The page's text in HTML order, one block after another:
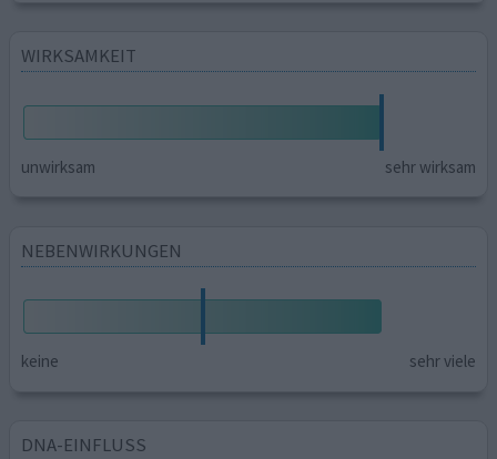
WIRKSAMKEIT
unwirksam sehr wirksam
NEBENWIRKUNGEN
keine sehr viele
DNA-EINFLUSS